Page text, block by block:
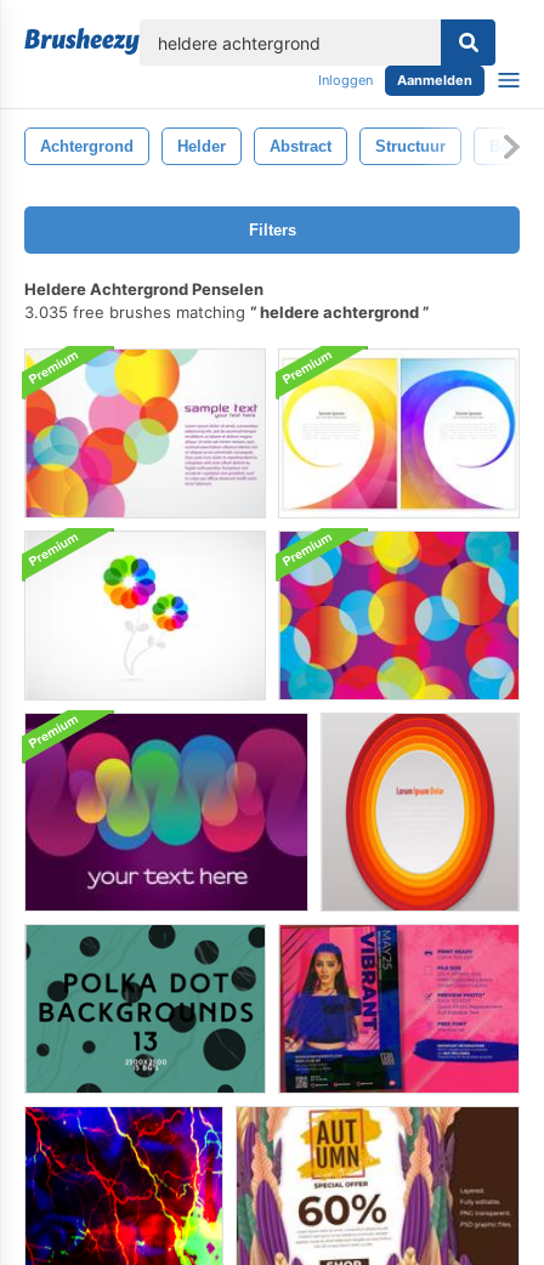
Inloggen Aanmelden
Achtergrond Helder Abstract Structuur
Filters
Heldere Achtergrond Penselen
3.035 free brushes matching
heldere achtergrond